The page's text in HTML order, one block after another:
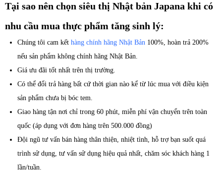
Tại sao nên chọn siêu thị Nhật bản Japana khi có
nhu cầu mua thực phẩm tăng sinh lý:
Chúng tôi cam kết hàng chính hãng Nhật Bản 100%, hoàn trả 200%
nếu sản phẩm không chính hãng Nhật Bản.
Giá ưu đãi tốt nhất trên thị trường.
Có thể đổi trả hàng bất cứ thời gian nào kể từ lúc mua với điều kiện
sản phẩm chưa bị bóc tem.
Giao hàng tận nơi chỉ trong 60 phút, miễn phí vận chuyển trên toàn
quốc (áp dụng với đơn hàng trên 500.000 đồng)
Đội ngũ tư vấn bán hàng thân thiện, nhiệt tình, hỗ trợ bạn suốt quá
trình sử dụng, tư vấn sử dụng hiệu quả nhất, chăm sóc khách hàng 1
lần/tuần.